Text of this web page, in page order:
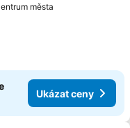
města
Ukázat ceny